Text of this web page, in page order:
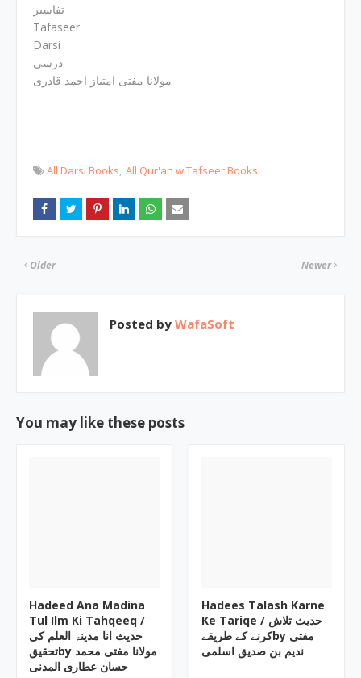
تفاسیر
Tafaseer
Darsi
درسی
مولانا مفتی امتیاز احمد قادری
All Darsi Books All Qur'an w Tafseer Books
Newer
Older
Posted by WafaSoft
You may like these posts
Hadeed Ana Madina
Tul Ilm Ki Tahqeeq /
حدیث انا مدینۃ العلم کی
تحقیقby مولانا مفتی محمد
حسان عطاری المدنی
Hadees Talash Karne
Ke Tariqe / حدیث تلاش
کرنے کے طریقےby مفتی
ندیم بن صدیق اسلمی